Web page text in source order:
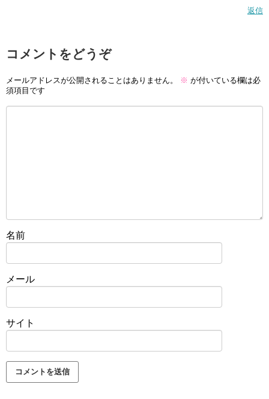
返信
コメントをどうぞ
メールアドレスが公開されることはありません。 ※ が付いている欄は必
須項目です
名前
メール
サイト